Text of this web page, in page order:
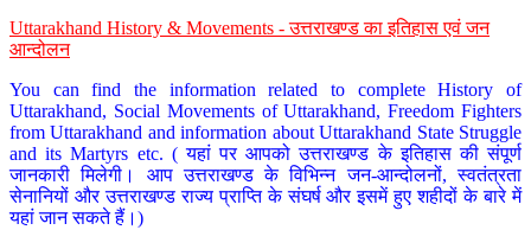
Uttarakhand History & Movements - उत्तराखण्ड का इतिहास एवं जन
आन्दोलन
You can find the information related to complete History of
Uttarakhand, Social Movements of Uttarakhand, Freedom Fighters
from Uttarakhand and information about Uttarakhand State Struggle
and its Martyrs etc. ( यहां पर आपको उत्तराखण्ड के इतिहास की संपूर्ण
जानकारी मिलेगी। आप उत्तराखण्ड के विभिन्न जन-आन्दोलनों, स्वतंत्रता
सेनानियों और उत्तराखण्ड राज्य प्राप्ति के संघर्ष और इसमें हुए शहीदों के बारे में
यहां जान सकते हैं।)